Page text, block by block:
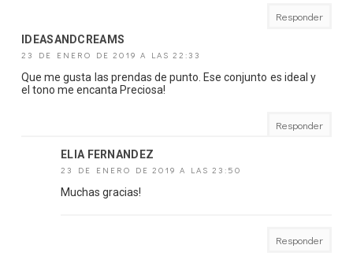
Responder
IDEASANDCREAMS
23 DE ENERO DE 2019 A LAS 22:33
Que me gusta las prendas de punto. Ese conjunto es ideal y
el tono me encanta Preciosa!
Responder
ELIA FERNANDEZ
23 DE ENERO DE 2019 A LAS 23:50
Muchas gracias!
Responder